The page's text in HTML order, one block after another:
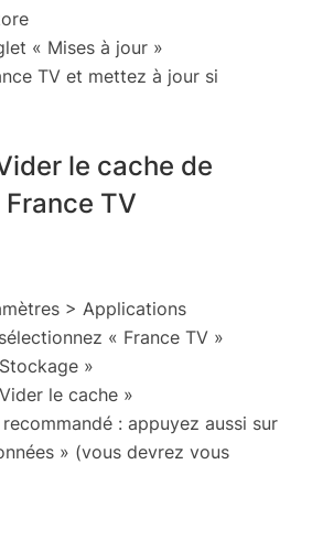
« Mises à jour »
TV et mettez à jour si
le cache de
France TV
> Applications
« France TV »
»
le cache »
: appuyez aussi sur
» (vous devrez vous